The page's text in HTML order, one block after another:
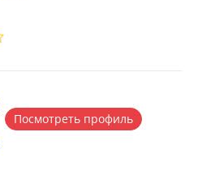
Посмотреть профиль